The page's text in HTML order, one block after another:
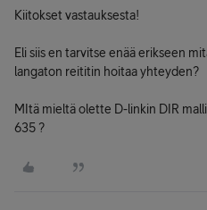
Kiitokset vastauksesta!
Eli siis en tarvitse enää erikseen
langaton reititin hoitaa yhteyden?
MItä mieltä olette D-linkin DIR
635 ?